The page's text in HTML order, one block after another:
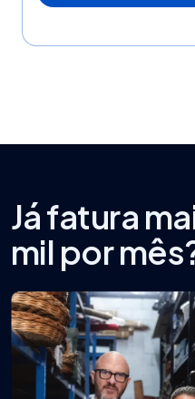
Já fatura
mil por